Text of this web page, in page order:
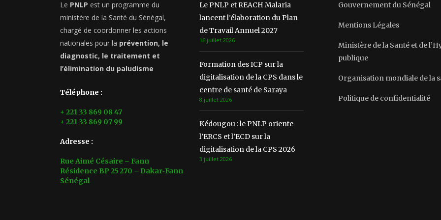
Le PNLP est un programme du
ministère de la Santé du Sénégal,
chargé de coordonner les actions
nationales pour la prévention, le
diagnostic, le traitement et
l’élimination du paludisme
Téléphone :
+ 221 33 869 08 47
+ 221 33 869 07 99
Adresse :
Rue Aimé Césaire – Fann
Résidence BP 25 270 – Dakar‑Fann
Sénégal
Le PNLP et REACH Malaria
lancent l’élaboration du Plan
de Travail Annuel 2027
16 juillet 2026
Formation des ICP sur la
digitalisation de la CPS dans le
centre de santé de Saraya
8 juillet 2026
Kédougou : le PNLP oriente
l’ERCS et l’ECD sur la
digitalisation de la CPS 2026
3 juillet 2026
Gouvernement du Sénégal
Mentions Légales
Ministère de la Santé et de
publique
Organisation mondiale de la
Politique de confidentialité